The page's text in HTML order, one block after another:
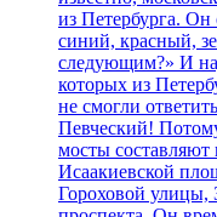
из Петербурга. Он
синий, красный,
следующим?» И
которых из
не смогли
Певческий!
мосты
Исаакиевской
Гороховой улицы,